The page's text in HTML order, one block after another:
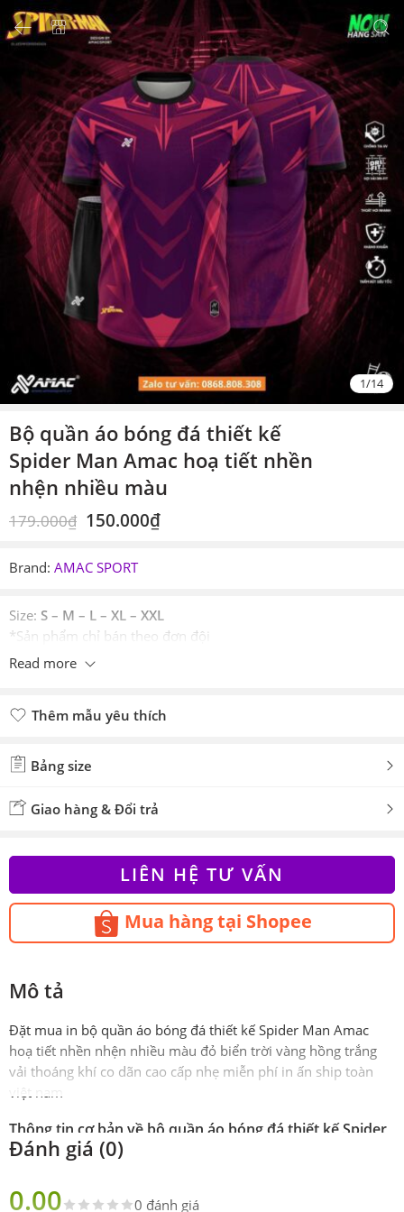
1/14
Bộ quần áo bóng đá thiết kế
Spider Man Amac hoạ tiết nhền
nhện nhiều màu
179.000₫ 150.000₫
Brand: AMAC SPORT
Size: S – M – L – XL – XXL
*Sản phẩm chỉ bán theo đơn đội
Read more
Thêm mẫu yêu thích
Bảng size
Giao hàng & Đổi trả
LIÊN HỆ TƯ VẤN
Mua hàng tại Shopee
Mô tả
Đặt mua in bộ quần áo bóng đá thiết kế Spider Man Amac
hoạ tiết nhền nhện nhiều màu đỏ biển trời vàng hồng trắng
vải thoáng khí co dãn cao cấp nhẹ miễn phí in ấn ship toàn
việt nam
Thông tin cơ bản về bộ quần áo bóng đá thiết kế Spider
Man Amac hoạ tiết nhền nhện nhiều màu
bản
Đánh giá (0)
0.00 0 đánh giá